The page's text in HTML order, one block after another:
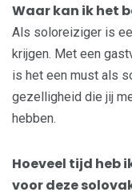
Waar kan ik het
Als soloreiziger is
krijgen. Met een
is het een must als
gezelligheid die jij
hebben.
Hoeveel tijd heb
voor deze